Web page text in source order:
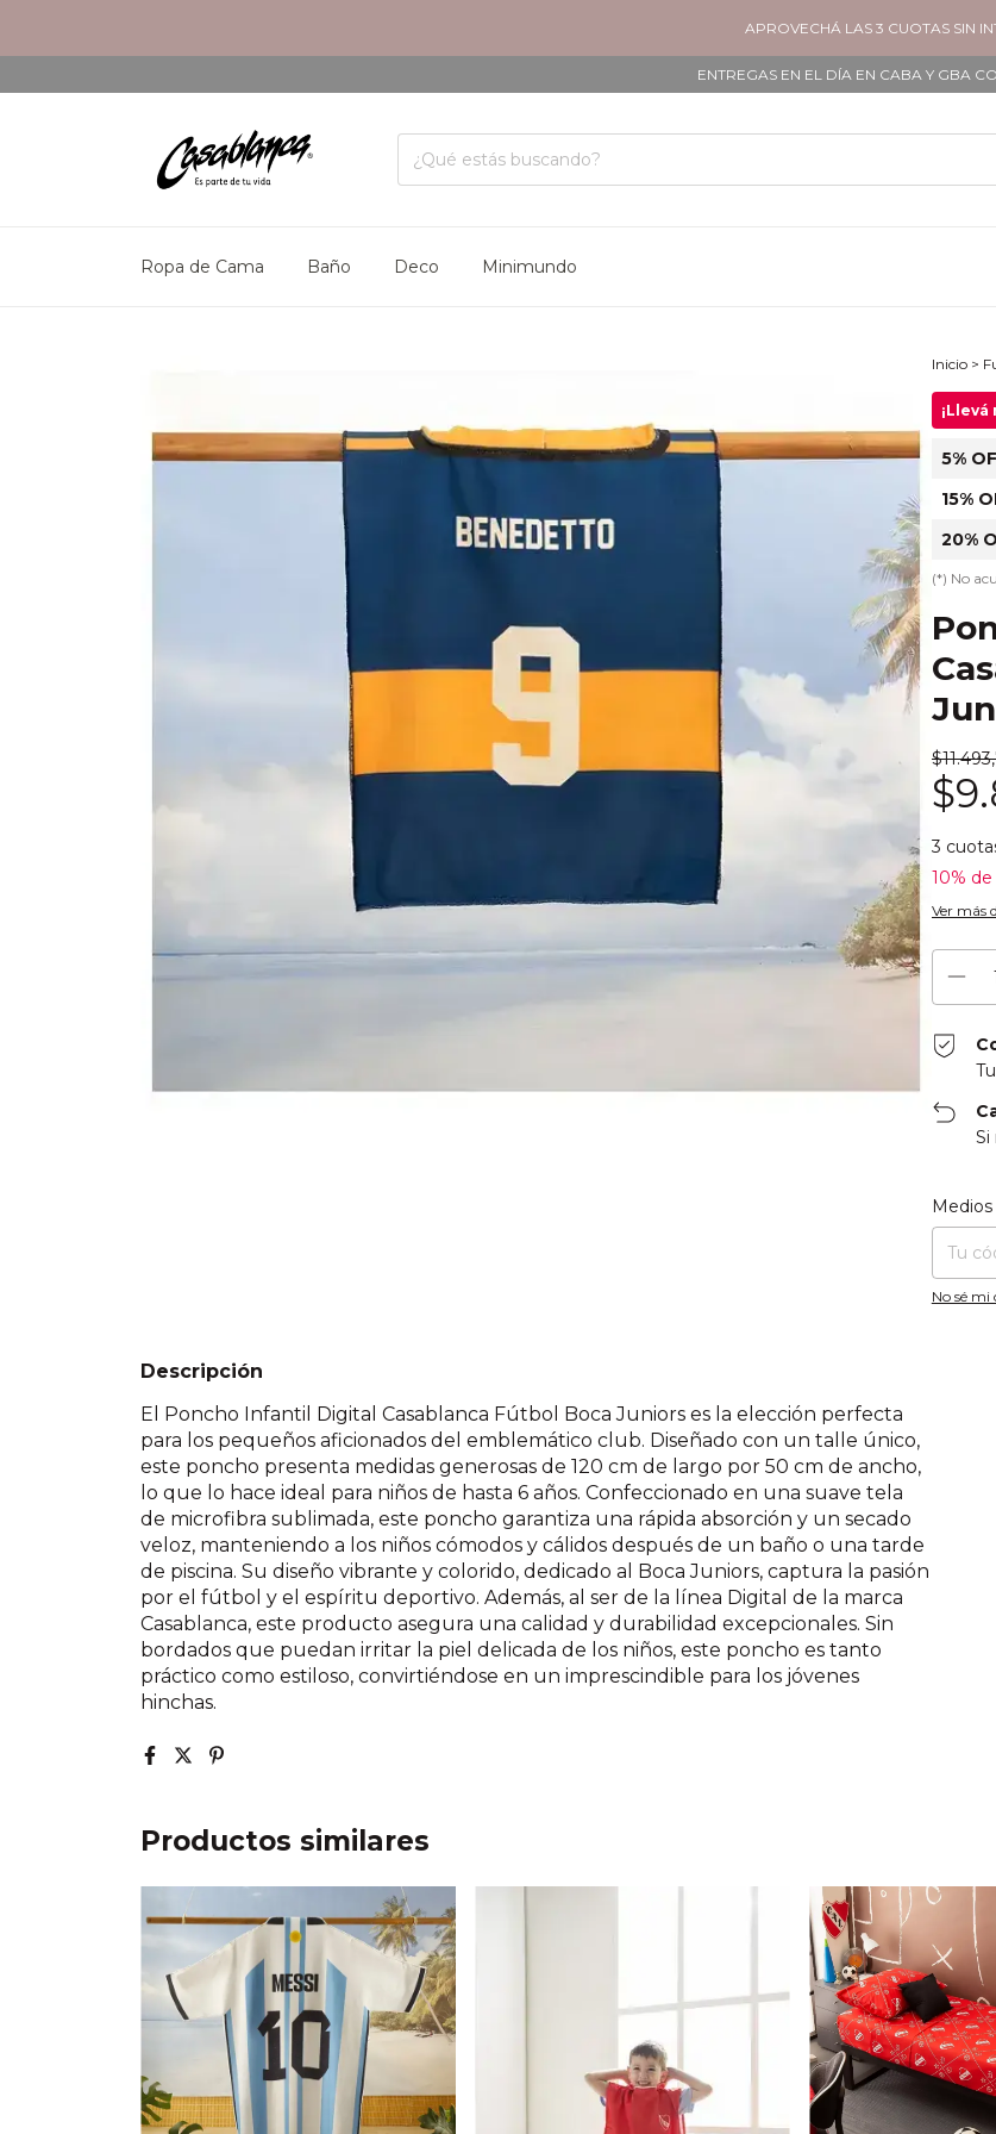
APROVECHÁ LAS 3 CUOTAS SIN INTERÉS
ENTREGAS EN EL DÍA EN CABA Y GBA
Ropa de Cama Baño Deco Minimundo
Inicio >
¡Llevá
5%
15%
20%
(*) No
3
10%
Ver más
Si
Entregas
No sé mi
Descripción
El Poncho Infantil Digital Casablanca Fútbol Boca Juniors es la elección perfecta
para los pequeños aficionados del emblemático club. Diseñado con un talle único,
este poncho presenta medidas generosas de 120 cm de largo por 50 cm de ancho,
lo que lo hace ideal para niños de hasta 6 años. Confeccionado en una suave tela
de microfibra sublimada, este poncho garantiza una rápida absorción y un secado
veloz, manteniendo a los niños cómodos y cálidos después de un baño o una tarde
de piscina. Su diseño vibrante y colorido, dedicado al Boca Juniors, captura la pasión
por el fútbol y el espíritu deportivo. Además, al ser de la línea Digital de la marca
Casablanca, este producto asegura una calidad y durabilidad excepcionales. Sin
bordados que puedan irritar la piel delicada de los niños, este poncho es tanto
práctico como estiloso, convirtiéndose en un imprescindible para los jóvenes
hinchas.
Productos similares